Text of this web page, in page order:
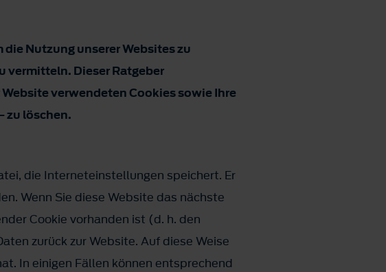
Nutzung unserer Websites zu
vermitteln. Dieser Ratgeber
verwendeten Cookies sowie Ihre
zu löschen.
die Interneteinstellungen speichert. Er
Wenn Sie diese Website das nächste
Cookie vorhanden ist (d. h. den
zurück zur Website. Auf diese Weise
In einigen Fällen können entsprechend